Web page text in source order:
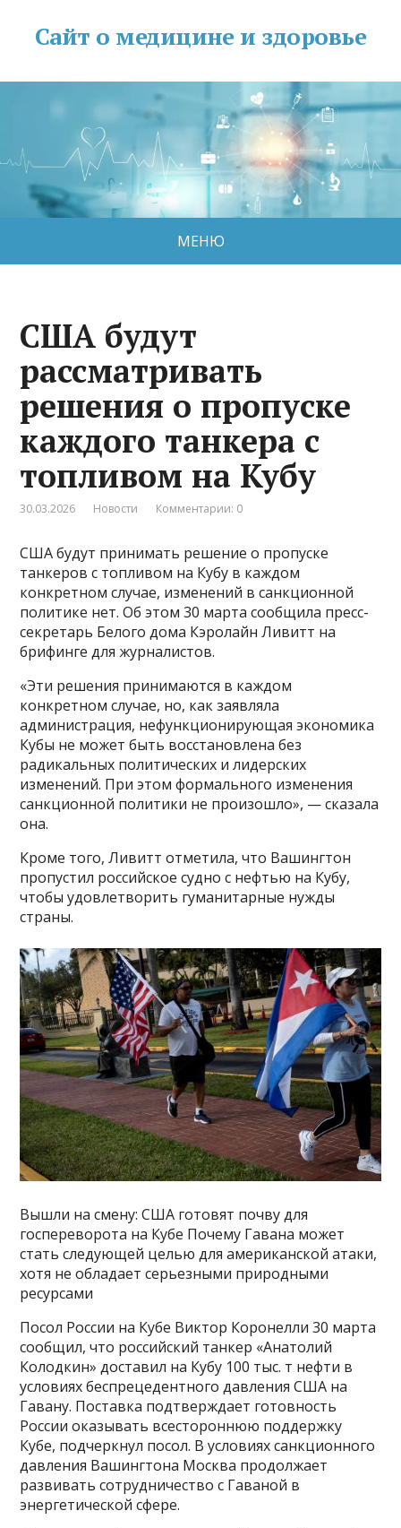
Сайт о медицине и здоровье
МЕНЮ
США будут
рассматривать
решения о пропуске
каждого танкера с
топливом на Кубу
30.03.2026 Новости Комментарии: 0
США будут принимать решение о пропуске
танкеров с топливом на Кубу в каждом
конкретном случае, изменений в санкционной
политике нет. Об этом 30 марта сообщила пресс-
секретарь Белого дома Кэролайн Ливитт на
брифинге для журналистов.
«Эти решения принимаются в каждом
конкретном случае, но, как заявляла
администрация, нефункционирующая экономика
Кубы не может быть восстановлена без
радикальных политических и лидерских
изменений. При этом формального изменения
санкционной политики не произошло», — сказала
она.
Кроме того, Ливитт отметила, что Вашингтон
пропустил российское судно с нефтью на Кубу,
чтобы удовлетворить гуманитарные нужды
страны.
Вышли на смену: США готовят почву для
госпереворота на Кубе Почему Гавана может
стать следующей целью для американской атаки,
хотя не обладает серьезными природными
ресурсами
Посол России на Кубе Виктор Коронелли 30 марта
сообщил, что российский танкер «Анатолий
Колодкин» доставил на Кубу 100 тыс. т нефти в
условиях беспрецедентного давления США на
Гавану. Поставка подтверждает готовность
России оказывать всестороннюю поддержку
Кубе, подчеркнул посол. В условиях санкционного
давления Вашингтона Москва продолжает
развивать сотрудничество с Гаваной в
энергетической сфере.